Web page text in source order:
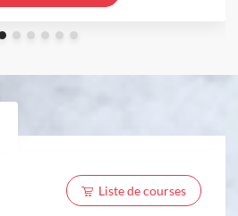
Liste de courses